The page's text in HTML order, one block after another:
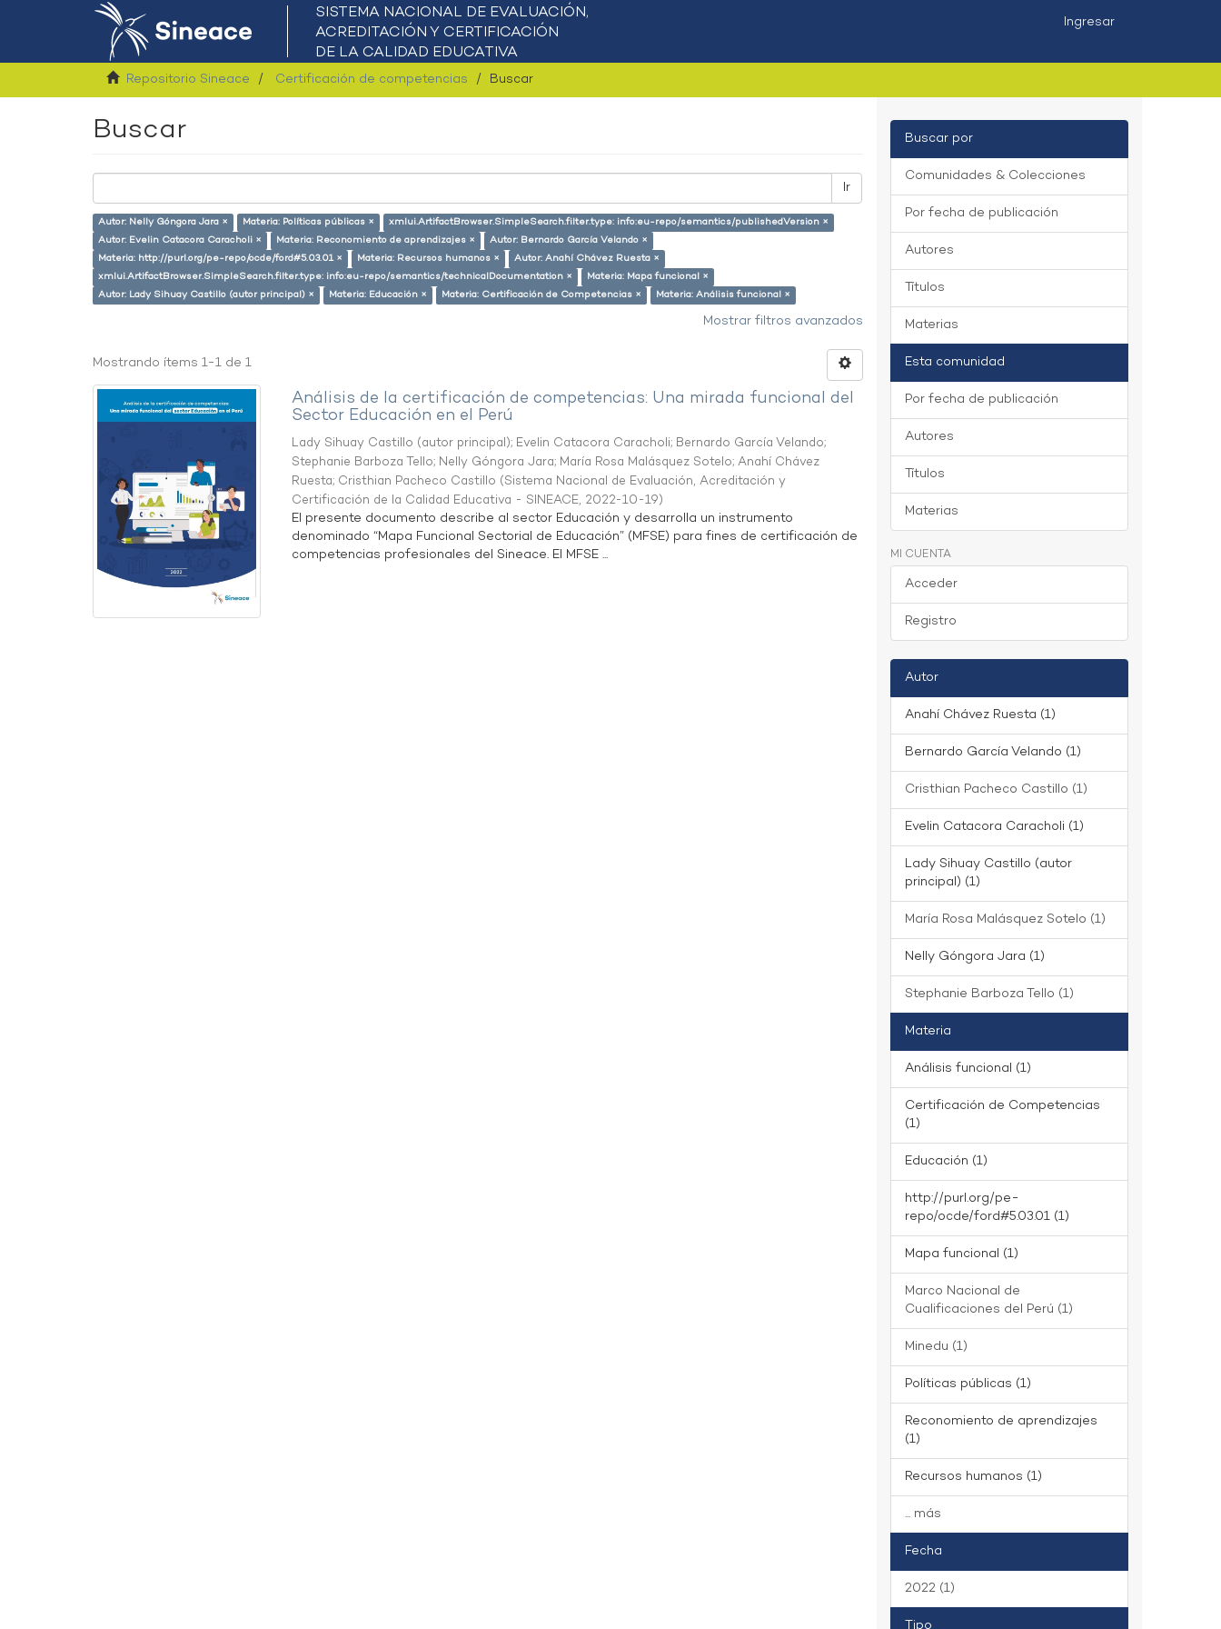
Ingresar
Repositorio Sineace Certificación de competencias Buscar
Buscar
Ir
Autor: Nelly Góngora Jara × Materia: Políticas públicas ×
xmlui.ArtifactBrowser.SimpleSearch.filter.type: info:eu-repo/semantics/publishedVersion ×
Autor: Evelin Catacora Caracholi ×
Materia: Reconomiento de aprendizajes ×
Autor: Bernardo García Velando ×
Materia: http://purl.org/pe-repo/ocde/ford#5.03.01 ×
Materia: Recursos humanos ×
Autor: Anahí Chávez Ruesta ×
xmlui.ArtifactBrowser.SimpleSearch.filter.type: info:eu-repo/semantics/technicalDocumentation ×
Materia: Mapa funcional ×
Autor: Lady Sihuay Castillo (autor principal) ×
Materia: Educación × Materia: Certificación de Competencias × Materia: Análisis funcional ×
Mostrar filtros avanzados
Mostrando ítems 1-1 de 1
Análisis de la certificación de competencias: Una mirada funcional del
Sector Educación en el Perú
Lady Sihuay Castillo (autor principal); Evelin Catacora Caracholi; Bernardo García Velando;
Stephanie Barboza Tello; Nelly Góngora Jara; María Rosa Malásquez Sotelo;Anahí Chávez
Ruesta; Cristhian Pacheco Castillo (Sistema Nacional de Evaluación, Acreditación y
Certificación de la Calidad Educativa - SINEACE, 2022-10-19)
El presente documento describe al sector Educación y desarrolla un instrumento
denominado “Mapa Funcional Sectorial de Educación” (MFSE) para fines de certificación de
competencias profesionales del Sineace. El MFSE ...
Buscar por
Comunidades & Colecciones
Por fecha de publicación
Autores
Títulos
Materias
Esta comunidad
Por fecha de publicación
Autores
Títulos
Materias
MI CUENTA
Acceder
Registro
Autor
Anahí Chávez Ruesta (1)
Bernardo García Velando (1)
Cristhian Pacheco Castillo (1)
Evelin Catacora Caracholi (1)
Lady Sihuay Castillo (autor
principal) (1)
María Rosa Malásquez Sotelo (1)
Nelly Góngora Jara (1)
Stephanie Barboza Tello (1)
Materia
Análisis funcional (1)
Certificación de Competencias
(1)
Educación (1)
http://purl.org/pe-
repo/ocde/ford#5.03.01 (1)
Mapa funcional (1)
Marco Nacional de
Cualificaciones del Perú (1)
Minedu (1)
Políticas públicas (1)
Reconomiento de aprendizajes
(1)
Recursos humanos (1)
... más
Fecha
2022 (1)